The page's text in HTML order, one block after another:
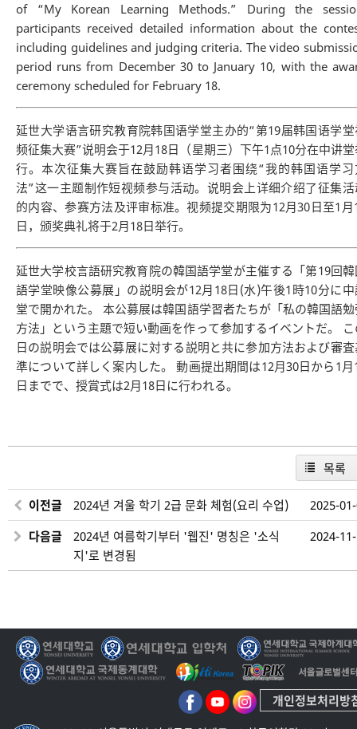
of “My Korean Learning Methods.” During the
participants received detailed information about the
including guidelines and judging criteria. The video
period runs from December 30 to January 10, with the
ceremony scheduled for February 18.
延世大学语言研究教育院韩国语学堂主办的“第19届韩国语学
频征集大赛”说明会于12月18日（星期三）下午1点10分在中讲
行。本次征集大赛旨在鼓励韩语学习者围绕“我的韩国语学习
法”这一主题制作短视频参与活动。说明会上详细介绍了征集
的内容、参赛方法及评审标准。视频提交期限为12月30日至1月
日，颁奖典礼将于2月18日举行。
延世大学校言語研究教育院の韓国語学堂が主催する「第19回
語学堂映像公募展」の説明会が12月18日(水)午後1時10分に中
堂で開かれた。 本公募展は韓国語学習者たちが「私の韓国語
方法」という主題で短い動画を作って参加するイベントだ。
日の説明会では公募展に対する説明と共に参加方法および審
準について詳しく案内した。 動画提出期間は12月30日から1月
日までで、授賞式は2月18日に行われる。
목록
이전글 2024년 겨울 학기 2급 문화 체험(요리 수업)
2025-
다음글
2024년 여름학기부터 '웹진' 명칭은 '소식
지'로 변경됨
2024-
개인정보처리방